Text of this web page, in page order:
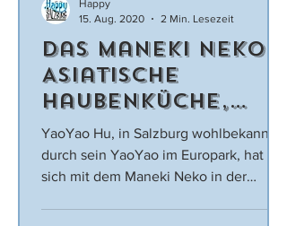
Das Maneki Neko –
Asiatische
Haubenküche,
winkende Katzen
und ein Festival
der Garkunst!
YaoYao Hu, in Salzburg wohlbekannt
durch sein YaoYao im Europark, hat
sich mit dem Maneki Neko in der
Happy
15. Aug. 2020
2 Min. Lesezeit